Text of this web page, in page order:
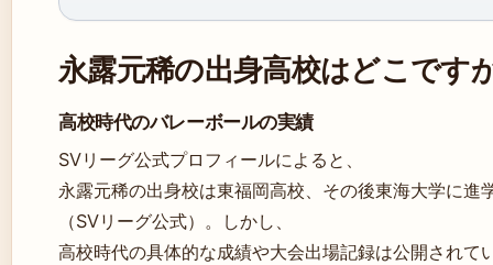
永露元稀の出身高校はどこです
高校時代のバレーボールの実績
SVリーグ公式プロフィールによると、
永露元稀の出身校は東福岡高校、その後東海大学に進
（SVリーグ公式）。しかし、
高校時代の具体的な成績や大会出場記録は公開されて